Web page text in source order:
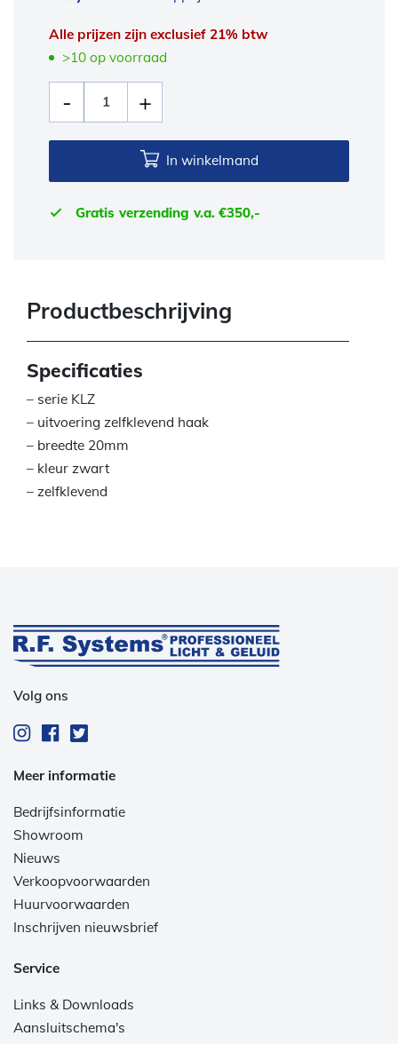
Alle prijzen zijn exclusief 21% btw
>10 op voorraad
In winkelmand
Gratis verzending v.a. €350,-
Productbeschrijving
Specificaties
– serie KLZ
– uitvoering zelfklevend haak
– breedte 20mm
– kleur zwart
– zelfklevend
Volg ons
Meer informatie
Bedrijfsinformatie
Showroom
Nieuws
Verkoopvoorwaarden
Huurvoorwaarden
Inschrijven nieuwsbrief
Service
Links & Downloads
Aansluitschema's